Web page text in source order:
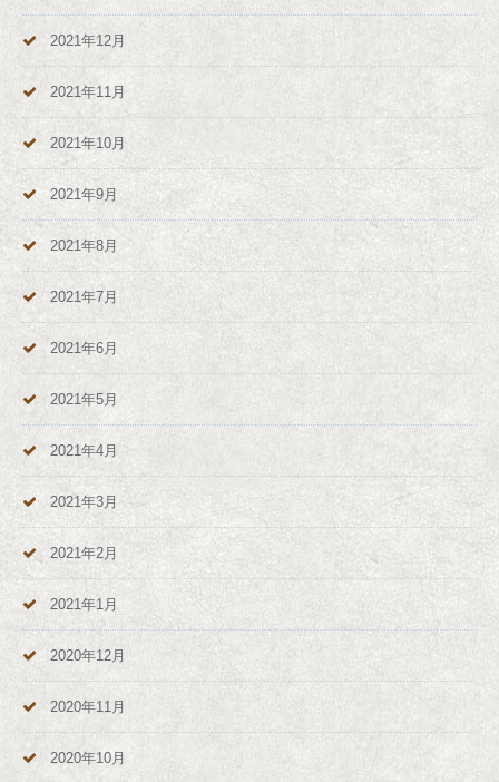
2021年12月
2021年11月
2021年10月
2021年9月
2021年8月
2021年7月
2021年6月
2021年5月
2021年4月
2021年3月
2021年2月
2021年1月
2020年12月
2020年11月
2020年10月